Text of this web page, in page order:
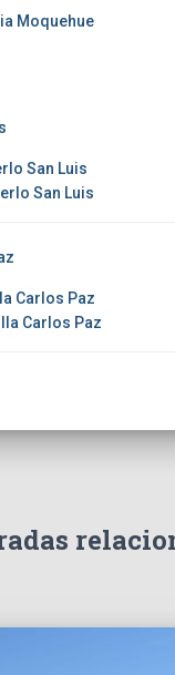
Moquehue
San Luis
San Luis
Carlos Paz
Carlos Paz